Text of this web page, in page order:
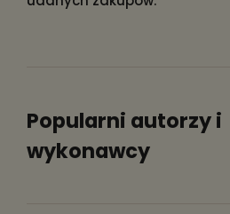
Popularni autorzy i
wykonawcy